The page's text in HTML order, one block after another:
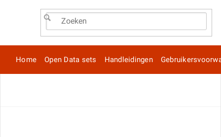
Home Open Data sets Handleidingen